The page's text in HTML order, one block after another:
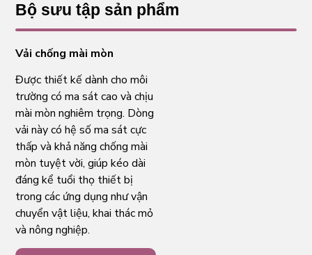
Bộ sưu tập sản phẩm
Vải chống mài mòn
Được thiết kế dành cho môi
trường có ma sát cao và chịu
mài mòn nghiêm trọng. Dòng
vải này có hệ số ma sát cực
thấp và khả năng chống mài
mòn tuyệt vời, giúp kéo dài
đáng kể tuổi thọ thiết bị
trong các ứng dụng như vận
chuyển vật liệu, khai thác mỏ
và nông nghiệp.